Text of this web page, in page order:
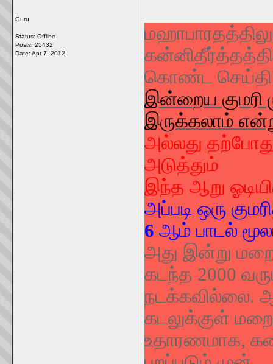
Guru
Status: Offline
Posts: 25432
Date: Apr 7, 2012
கொண்ட செய்தி
இன்றைய குமரி
இருக்கலாம்
அல்லது
அடுத்தும்
இந்த ஆறு
அப்படி ஒரு
6 ஆம் பாடல்
அது இன்று
கடந்த 2000
நடக்கவில்லை.
கடலுக்குள்
உதாரணமாக,